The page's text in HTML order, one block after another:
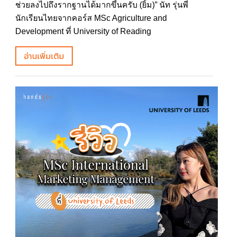
ช่วยลงไปถึงรากฐานได้มากขึ้นครับ (ยิ้ม)” นัท รุ่นพี่
นักเรียนไทยจากคอร์ส MSc Agriculture and
Development ที่ University of Reading
อ่านเพิ่มเติม